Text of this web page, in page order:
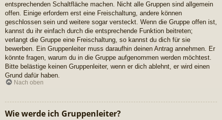
entsprechenden Schaltfläche machen. Nicht alle Gruppen sind allgemein
offen. Einige erfordern erst eine Freischaltung, andere können
geschlossen sein und weitere sogar versteckt. Wenn die Gruppe offen ist,
kannst du ihr einfach durch die entsprechende Funktion beitreten;
verlangt die Gruppe eine Freischaltung, so kannst du dich für sie
bewerben. Ein Gruppenleiter muss daraufhin deinen Antrag annehmen. Er
könnte fragen, warum du in die Gruppe aufgenommen werden möchtest.
Bitte belästige keinen Gruppenleiter, wenn er dich ablehnt, er wird einen
Grund dafür haben.
Nach oben
Wie werde ich Gruppenleiter?